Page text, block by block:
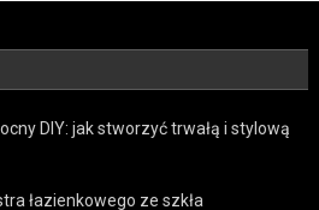
DIY: jak stworzyć trwałą i stylową
łazienkowego ze szkła